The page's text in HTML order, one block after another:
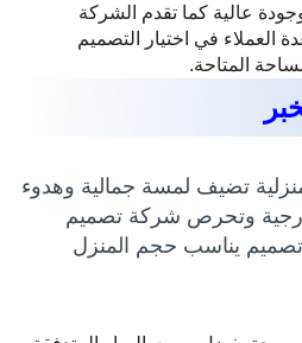
عالية كما تقدم الشركة
في اختيار التصميم
المتاحة.
تضيف لمسة جمالية وهدوء
وتحرص شركة تصميم
تصميم يناسب حجم المنزل